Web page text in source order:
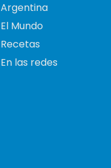
Argentina
El Mundo
Recetas
En las redes